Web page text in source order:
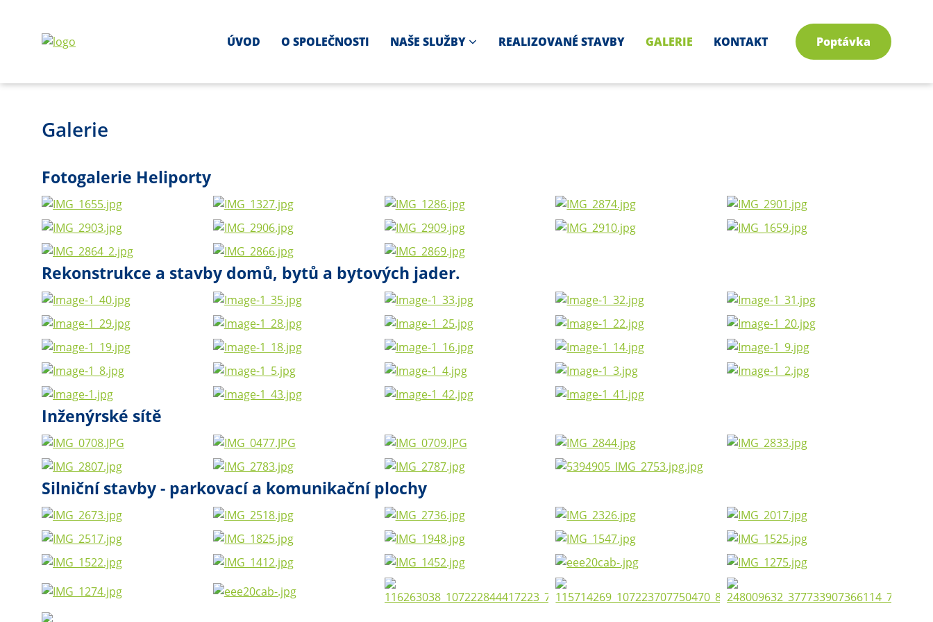
ÚVOD O SPOLEČNOSTI NAŠE SLUŽBY REALIZOVANÉ STAVBY GALERIE KONTAKT Poptávka
Galerie
Fotogalerie Heliporty
Rekonstrukce a stavby domů, bytů a bytových jader.
Inženýrské sítě
Silniční stavby - parkovací a komunikační plochy